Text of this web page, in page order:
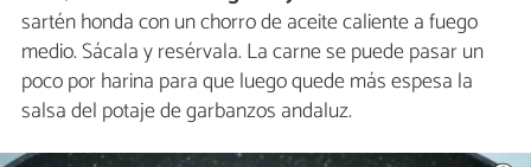
sartén honda con un chorro de aceite caliente a fuego
medio. Sácala y resérvala. La carne se puede pasar un
poco por harina para que luego quede más espesa la
salsa del potaje de garbanzos andaluz.